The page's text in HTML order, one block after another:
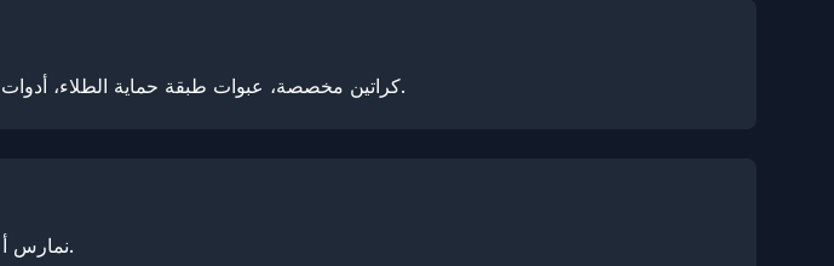
كراتين مخصصة، عبوات طبقة حماية الطلاء، أدوات تطبيق متنوعة لطبقة حماية الطلاء، مواد ترويجية، معدات اختبار، جدران عرض، والمزيد.
نمارس أعمالنا من خلال صناعة أفلام عالية الجودة والحفاظ على التركيز على التميز في التصنيع.